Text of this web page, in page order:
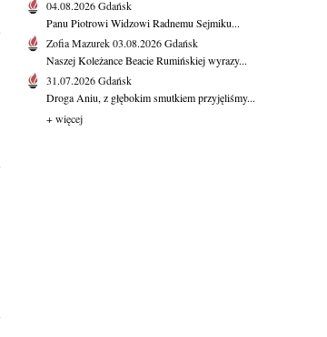
04.08.2026Gdańsk
Panu Piotrowi Widzowi Radnemu Sejmiku...
Zofia Mazurek03.08.2026Gdańsk
Naszej Koleżance Beacie Rumińskiej wyrazy...
31.07.2026Gdańsk
Droga Aniu, z głębokim smutkiem przyjęliśmy...
+ więcej